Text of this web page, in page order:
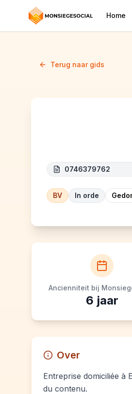
Home
Terug naar gids
0746379762
BV In orde
Ancienniteit bij
6 jaar
Over
Entreprise domiciliée à
du contenu.